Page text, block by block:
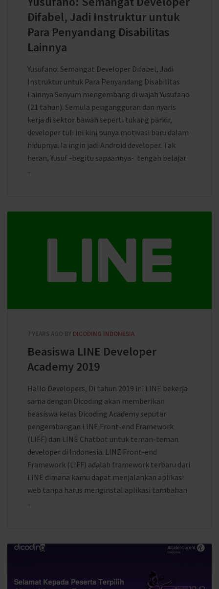
Difabel, Jadi Instruktur untuk
Para Penyandang Disabilitas
Lainnya
Yusufano: Semangat Developer Difabel, Jadi
Instruktur untuk Para Penyandang Disabilitas
Lainnya Senyum mengembang di wajah Yusufano
(21 tahun). Semula pengangguran dan nyaris
kerja di sektor bawah seperti tukang parkir,
developer tuli ini kini punya motivasi baru dalam
hidupnya. Ia ingin jadi Android developer. Tak
heran, Yusuf -begitu sapaannya- tengah belajar
...
7 YEARS AGO BY DICODING INDONESIA
Beasiswa LINE Developer
Academy 2019
Hallo Developers, Di tahun 2019 ini LINE bekerja
sama dengan Dicoding akan memberikan
beasiswa kelas Dicoding Academy seputar
pengembangan LINE Front-end Framework
(LIFF) dan LINE Chatbot untuk teman-teman
developer di Indonesia. LINE Front-end
Framework (LIFF) adalah framework terbaru dari
LINE dimana kamu dapat menjalankan aplikasi
web tanpa harus menginstal aplikasi tambahan
...